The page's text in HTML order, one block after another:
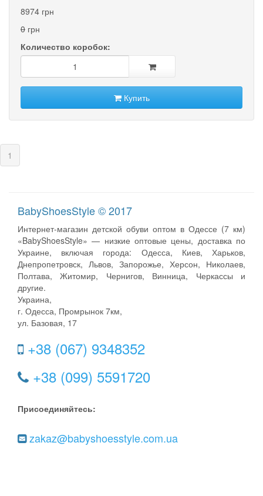
8974 грн
0 грн
Количество коробок:
Купить
1
BabyShoesStyle © 2017
Интернет-магазин детской обуви оптом в Одессе (7 км)
«BabyShoesStyle» — низкие оптовые цены, доставка по
Украине, включая города: Одесса, Киев, Харьков,
Днепропетровск, Львов, Запорожье, Херсон, Николаев,
Полтава, Житомир, Чернигов, Винница, Черкассы и
другие.
Украина,
г. Одесса, Промрынок 7км,
ул. Базовая, 17
+38 (067) 9348352
+38 (099) 5591720
Присоединяйтесь:
zakaz@babyshoesstyle.com.ua